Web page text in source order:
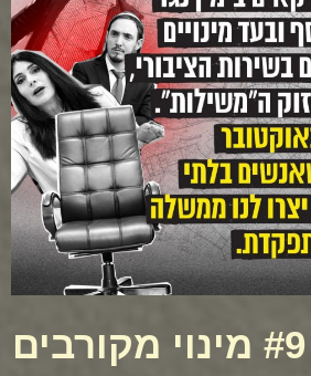
קונספציה #9 מינוי מקורבים